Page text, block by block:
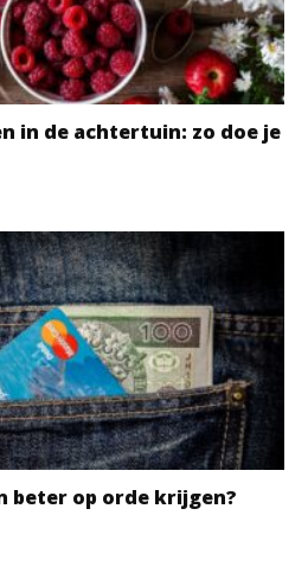
in de achtertuin: zo doe je
beter op orde krijgen?